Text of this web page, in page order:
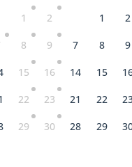
1 2
8 9
15 16
22 23
29 30
1 2
7 8 9
14 15
21 22
28 29